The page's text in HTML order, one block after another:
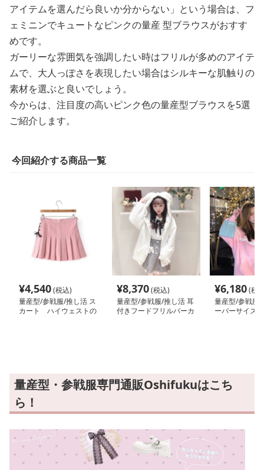
アイテムを選んだら良いか分からない」という場合は、フ
ェミニンでキュートなピンクの量産 型ブラウスがおすす
めです。
ガーリーな雰囲気を強調したい時はフリルが多めのアイテ
ムで、大人っぽさを表現したい場合はシルキーな肌触りの
素材を選ぶと良いでしょう。
今からは、注目度の高いピンク色の量産型ブラウスを5選
ご紹介します。
今回紹介する商品一覧
¥4,540(税込)
量産型/参戦服/推し活 ス
カート ハイウェストの
¥8,370(税込)
量産型/参戦服/推し活 耳
付きフードフリルパーカ
¥6,180(税
量産型/参戦服/
ーバーサイズ
量産型・参戦服専門通販Oshifukuはこち
ら！